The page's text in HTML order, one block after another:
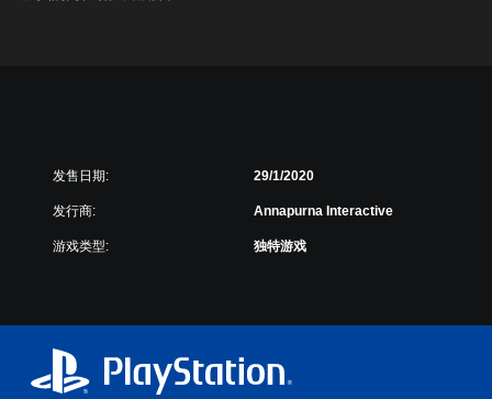
发售日期: 29/1/2020
发行商: Annapurna Interactive
游戏类型: 独特游戏